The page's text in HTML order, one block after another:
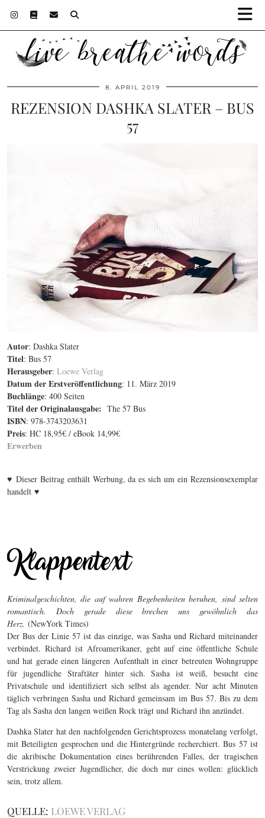
8. APRIL 2019
REZENSION DASHKA SLATER – BUS
57
Autor: Dashka Slater
Titel: Bus 57
Herausgeber: Loewe Verlag
Datum der Erstveröffentlichung: 11. März 2019
Buchlänge: 400 Seiten
Titel der Originalausgabe: The 57 Bus
ISBN: 978-3743203631
Preis: HC 18,95€ / eBook 14,99€
Erwerben
♥ Dieser Beitrag enthält Werbung, da es sich um ein Rezensionsexemplar
handelt ♥
Kriminalgeschichten, die auf wahren Begebenheiten beruhen, sind selten
romantisch. Doch gerade diese brechen uns gewöhnlich das
Herz. (NewYork Times)
Der Bus der Linie 57 ist das einzige, was Sasha und Richard miteinander
verbindet. Richard ist Afroamerikaner, geht auf eine öffentliche Schule
und hat gerade einen längeren Aufenthalt in einer betreuten Wohngruppe
für jugendliche Straftäter hinter sich. Sasha ist weiß, besucht eine
Privatschule und identifiziert sich selbst als agender. Nur acht Minuten
täglich verbringen Sasha und Richard gemeinsam im Bus 57. Bis zu dem
Tag als Sasha den langen weißen Rock trägt und Richard ihn anzündet.
Dashka Slater hat den nachfolgenden Gerichtsprozess monatelang verfolgt,
mit Beteiligten gesprochen und die Hintergründe recherchiert. Bus 57 ist
die akribische Dokumentation eines berührenden Falles, der tragischen
Verstrickung zweier Jugendlicher, die doch nur eines wollen: glücklich
sein, trotz allem.
QUELLE: LOEWE VERLAG